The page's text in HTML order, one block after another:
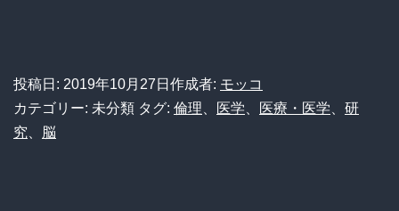
投稿日: 2019年10月27日 作成者: モッコ
カテゴリー: 未分類 タグ: 倫理 医学 医療・医学
研
究
脳